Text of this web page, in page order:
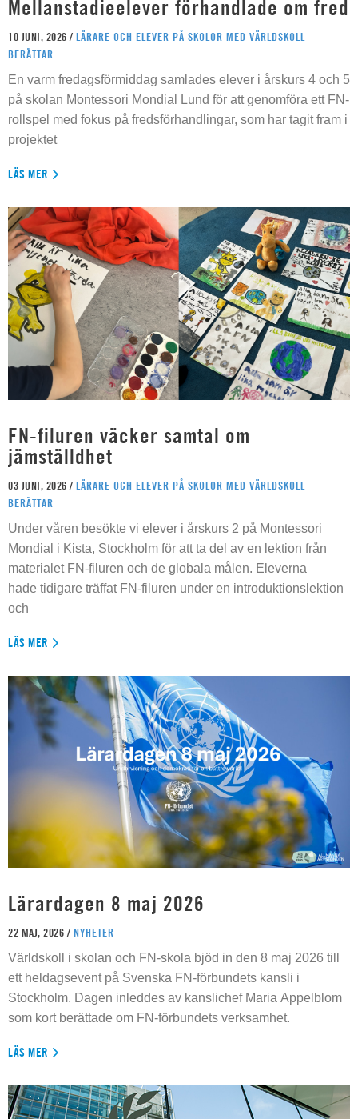
Mellanstadieelever förhandlade om fred
10 JUNI, 2026 / LÄRARE OCH ELEVER PÅ SKOLOR MED VÄRLDSKOLL
BERÄTTAR
En varm fredagsförmiddag samlades elever i årskurs 4 och 5
på skolan Montessori Mondial Lund för att genomföra ett FN-
rollspel med fokus på fredsförhandlingar, som har tagit fram i
projektet
LÄS MER
FN-filuren väcker samtal om
jämställdhet
03 JUNI, 2026 / LÄRARE OCH ELEVER PÅ SKOLOR MED VÄRLDSKOLL
BERÄTTAR
Under våren besökte vi elever i årskurs 2 på Montessori
Mondial i Kista, Stockholm för att ta del av en lektion från
materialet FN-filuren och de globala målen. Eleverna
hade tidigare träffat FN-filuren under en introduktionslektion
och
LÄS MER
Lärardagen 8 maj 2026
22 MAJ, 2026 / NYHETER
Världskoll i skolan och FN-skola bjöd in den 8 maj 2026 till
ett heldagsevent på Svenska FN-förbundets kansli i
Stockholm. Dagen inleddes av kanslichef Maria Appelblom
som kort berättade om FN-förbundets verksamhet.
LÄS MER